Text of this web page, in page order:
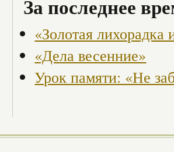
За последнее
«Золотая лихорадка
«Дела весенние»
Урок памяти: «Не